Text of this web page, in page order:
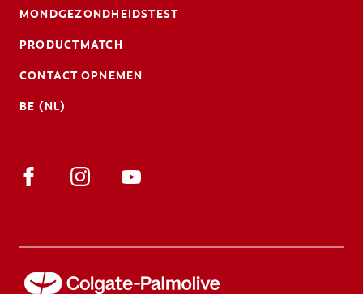
MONDGEZONDHEIDSTEST
PRODUCTMATCH
CONTACT OPNEMEN
BE (NL)